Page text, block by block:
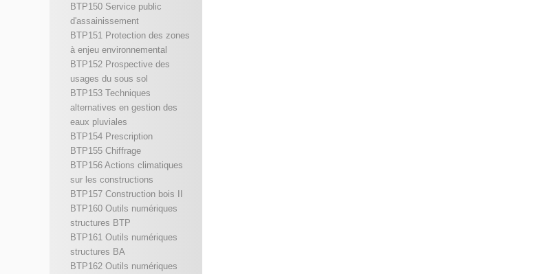
BTP150 Service public
d'assainissement
BTP151 Protection des zones
à enjeu environnemental
BTP152 Prospective des
usages du sous sol
BTP153 Techniques
alternatives en gestion des
eaux pluviales
BTP154 Prescription
BTP155 Chiffrage
BTP156 Actions climatiques
sur les constructions
BTP157 Construction bois II
BTP160 Outils numériques
structures BTP
BTP161 Outils numériques
structures BA
BTP162 Outils numériques